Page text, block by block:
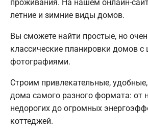
проживания. На нашем онлайн-
летние и зимние виды домов.
Вы сможете найти простые, но
классические планировки домов с
фотографиями.
Строим привлекательные,
дома самого разного формата: от
недорогих до огромных
коттеджей.